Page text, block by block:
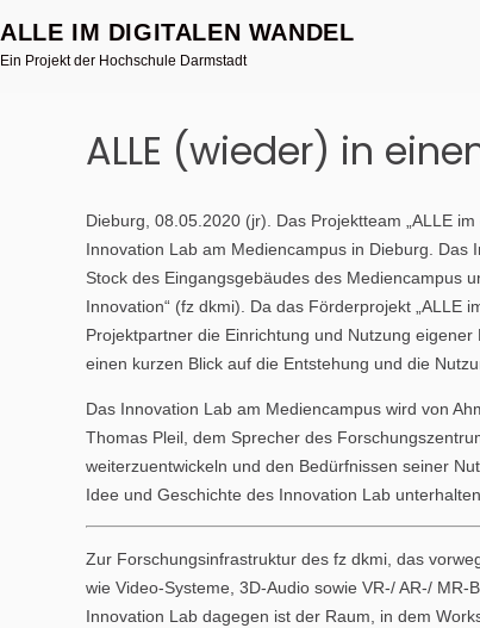
ALLE IM DIGITALEN WANDEL
Ein Projekt der Hochschule Darmstadt
ALLE (wieder) in
Dieburg, 08.05.2020 (jr). Das Projektteam „ALLE
Innovation Lab am Mediencampus in Dieburg.
Stock des Eingangsgebäudes des Mediencampus
Innovation“ (fz dkmi). Da das Förderprojekt „ALLE
Projektpartner die Einrichtung und Nutzung
einen kurzen Blick auf die Entstehung und die
Das Innovation Lab am Mediencampus wird von
Thomas Pleil, dem Sprecher des
weiterzuentwickeln und den Bedürfnissen seiner
Idee und Geschichte des Innovation Lab unterhalten.
Zur Forschungsinfrastruktur des fz dkmi, das
wie Video-Systeme, 3D-Audio sowie VR-/ AR-/
Innovation Lab dagegen ist der Raum, in dem